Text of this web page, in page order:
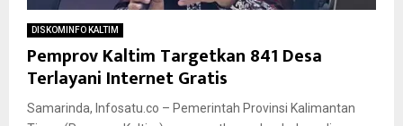
DISKOMINFO KALTIM
Pemprov Kaltim Targetkan 841 Desa
Terlayani Internet Gratis
Samarinda, Infosatu.co – Pemerintah Provinsi Kalimantan